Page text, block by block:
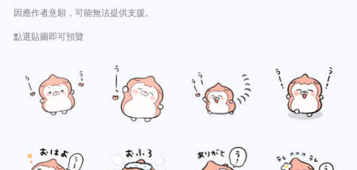
因應作者意願，可能無法提供支援。
點選貼圖即可預覽